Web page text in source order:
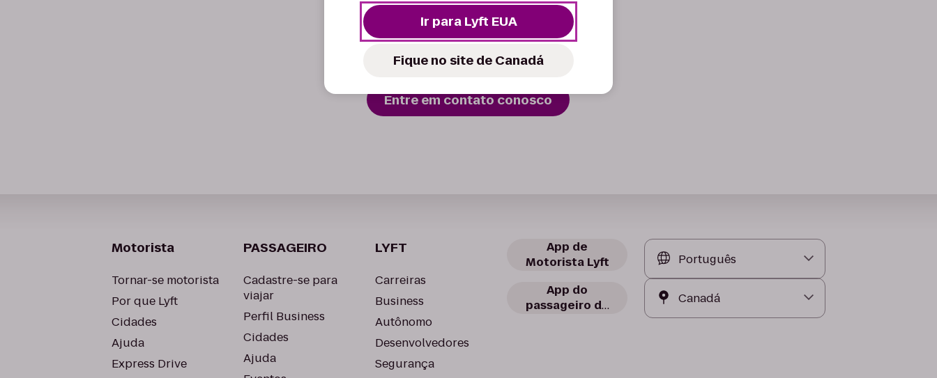
Ainda precisa de ajuda?
Entre em contato conosco
Motorista
Tornar-se motorista
Por que Lyft
Cidades
Ajuda
Express Drive
PASSAGEIRO
Cadastre-se para
viajar
Perfil Business
Cidades
Ajuda
LYFT
Carreiras
Business
Autônomo
Desenvolvedores
Segurança
App de
Motorista Lyft
App do
passageiro da
Ir para Lyft EUA
Fique no site de Canadá